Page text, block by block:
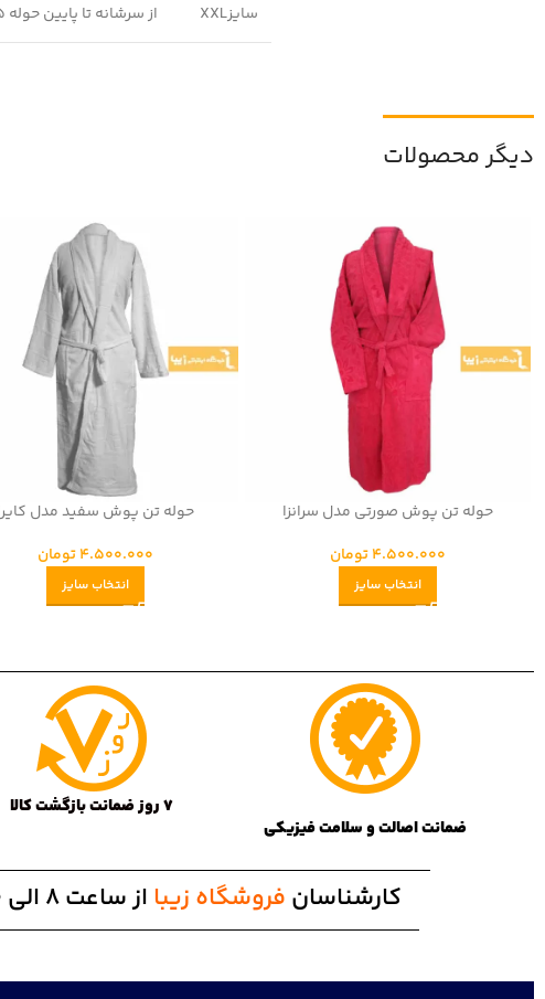
سایزXXL از سرشانه تا پایین حوله 145 سانتی متر و برای وزن های بیشتر از 120 کیلوگرم مناسب است.
دیگر محصولات
حوله تن پوش صورتی مدل سرانزا
4.500.000تومان
انتخاب سایز
حوله تن پوش سفید مدل
4.500.000تومان
انتخاب سایز
ضمانت اصالت و سلامت فیزیکی
7 روز ضمانت بازگشت کالا
کارشناسان فروشگاه زیبا از ساعت 8 الی 20 پاسخگوی شما هستند